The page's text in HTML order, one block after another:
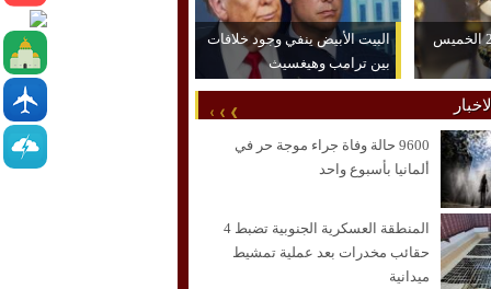
ارتفاع الذهب عيار 21 الخميس
البيت الأبيض ينفي وجود خلافات
بين ترامب وهيغسيث
9600 حالة وفاة جراء موجة حر في
ألمانيا بأسبوع واحد
المنطقة العسكرية الجنوبية تضبط 4
حقائب مخدرات بعد عملية تمشيط
ميدانية